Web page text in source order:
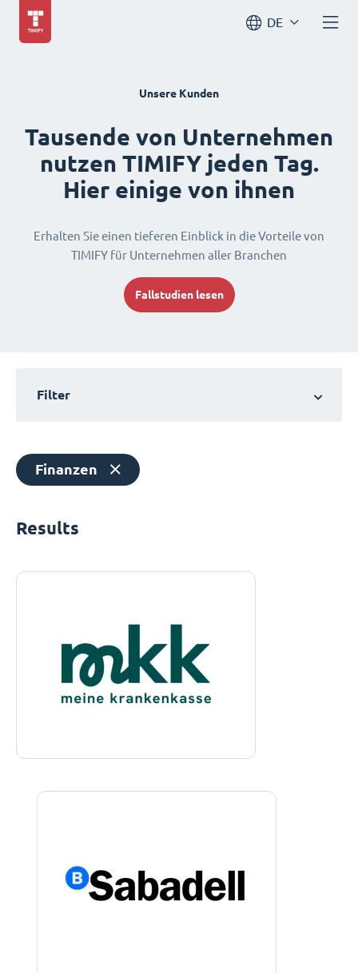
DE
Unsere Kunden
Tausende von Unternehmen
nutzen TIMIFY jeden Tag.
Hier einige von ihnen
Erhalten Sie einen tieferen Einblick in die Vorteile von
TIMIFY für Unternehmen aller Branchen
Fallstudien lesen
Filter
Finanzen
Results